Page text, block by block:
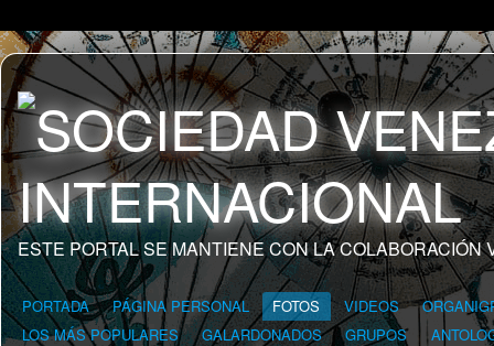
ESTE PORTAL SE MANTIENE CON LA COLABORACIÓN
PORTADA PÁGINA PERSONAL FOTOS VIDEOS
LOS MÁS POPULARES
GALARDONADOS GRUPOS